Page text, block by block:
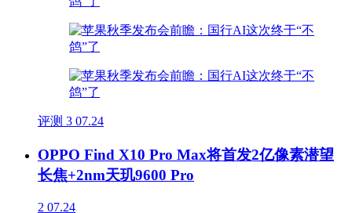
评测 3 07.24
OPPO Find X10 Pro Max将首发2亿像素潜望
长焦+2nm天玑9600 Pro
2 07.24